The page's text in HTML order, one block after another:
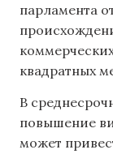
парламента
квадратных
В
повышение
может